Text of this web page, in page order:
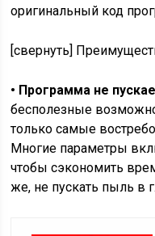
оригинальный код
[свернуть]
• Программа не
бесполезные
только самые
Многие параметры
чтобы сэкономить
же, не пускать пыль в